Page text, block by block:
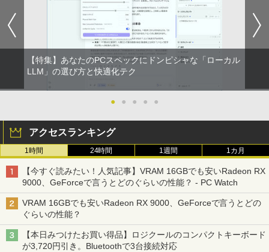
【特集】あなたのPCスペックにドンピシャな「ローカル
LLM」の選び方と快適化テク
● ● ● ● ●
アクセスランキング
1時間 24時間 1週間 1カ月
【今すぐ読みたい！人気記事】VRAM 16GBでも安いRadeon RX
9000、GeForceで言うとどのぐらいの性能？ - PC Watch
VRAM 16GBでも安いRadeon RX 9000、GeForceで言うとどの
ぐらいの性能？
【本日みつけたお買い得品】ロジクールのコンパクトキーボード
が3,720円引き。Bluetoothで3台接続対応